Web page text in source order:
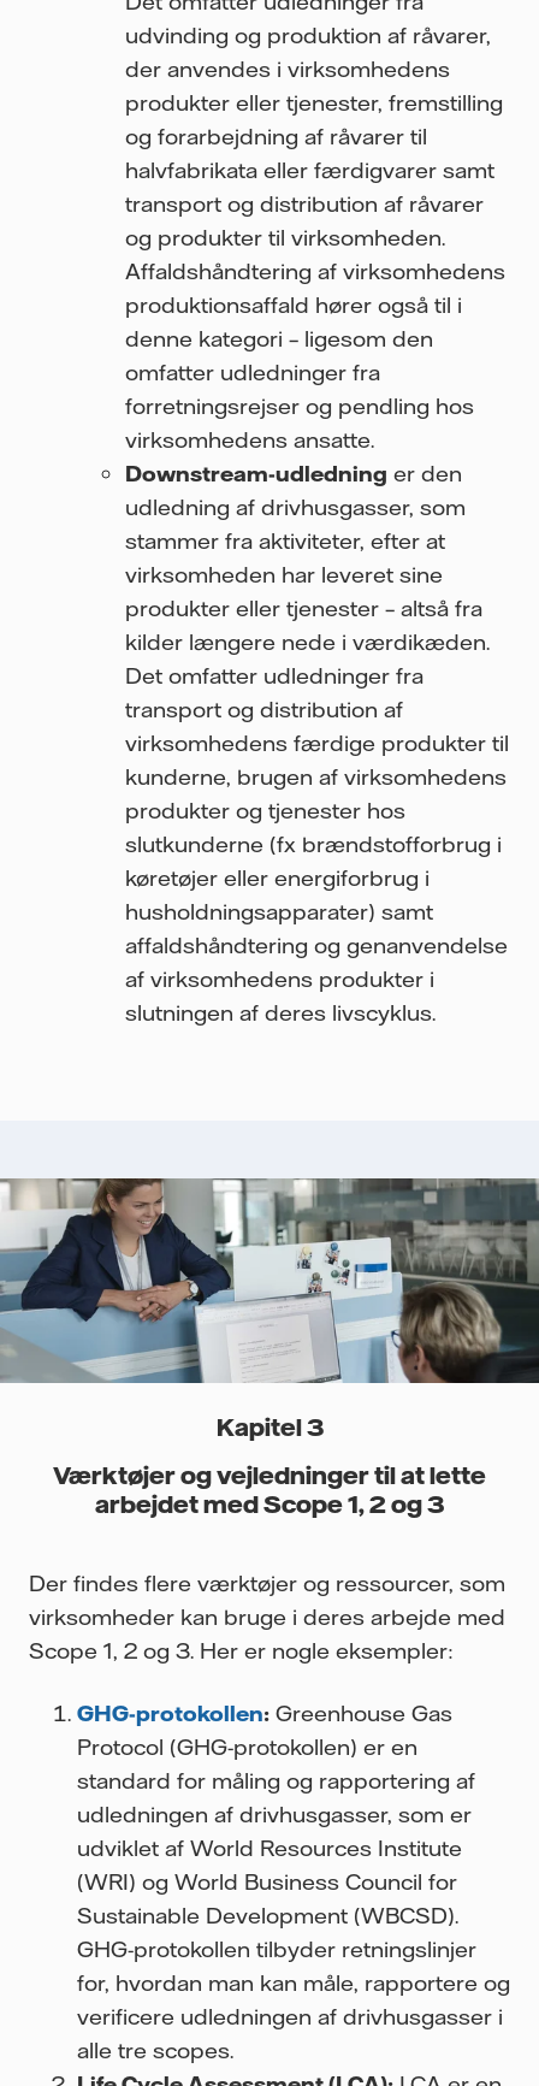
udvinding og produktion af råvarer,
der anvendes i virksomhedens
produkter eller tjenester, fremstilling
og forarbejdning af råvarer til
halvfabrikata eller færdigvarer samt
transport og distribution af råvarer
og produkter til virksomheden.
Affaldshåndtering af virksomhedens
produktionsaffald hører også til i
denne kategori – ligesom den
omfatter udledninger fra
forretningsrejser og pendling hos
virksomhedens ansatte.
Downstream-udledning er den
udledning af drivhusgasser, som
stammer fra aktiviteter, efter at
virksomheden har leveret sine
produkter eller tjenester – altså fra
kilder længere nede i værdikæden.
Det omfatter udledninger fra
transport og distribution af
virksomhedens færdige produkter til
kunderne, brugen af virksomhedens
produkter og tjenester hos
slutkunderne (fx brændstofforbrug i
køretøjer eller energiforbrug i
husholdningsapparater) samt
affaldshåndtering og genanvendelse
af virksomhedens produkter i
slutningen af deres livscyklus.
Kapitel 3
Værktøjer og vejledninger til at lette
arbejdet med Scope 1, 2 og 3
Der findes flere værktøjer og ressourcer, som
virksomheder kan bruge i deres arbejde med
Scope 1, 2 og 3. Her er nogle eksempler:
GHG-protokollen: Greenhouse Gas
Protocol (GHG-protokollen) er en
standard for måling og rapportering af
udledningen af drivhusgasser, som er
udviklet af World Resources Institute
(WRI) og World Business Council for
Sustainable Development (WBCSD).
GHG-protokollen tilbyder retningslinjer
for, hvordan man kan måle, rapportere og
verificere udledningen af drivhusgasser i
alle tre scopes.